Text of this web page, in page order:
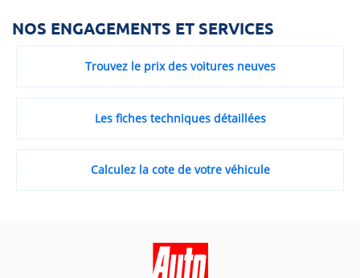
NOS ENGAGEMENTS ET SERVICES
Trouvez le prix des voitures neuves
Les fiches techniques détaillées
Calculez la cote de votre véhicule